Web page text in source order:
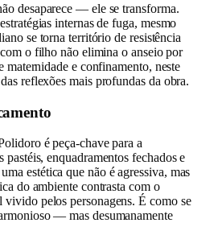
desaparece — ele se transforma.
internas de fuga, mesmo
se torna território de resistência
o filho não elimina o anseio por
maternidade e confinamento, neste
reflexões mais profundas da obra.
é peça-chave para a
enquadramentos fechados e
estética que não é agressiva, mas
do ambiente contrasta com o
vivido pelos personagens. É como se
— mas desumanamente